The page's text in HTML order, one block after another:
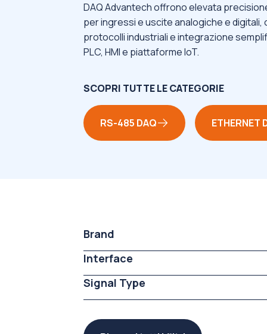
DAQ Advantech offrono elevata
per ingressi e uscite analogiche e digitali,
protocolli industriali e integrazione
PLC, HMI e piattaforme IoT.
SCOPRI TUTTE LE CATEGORIE
RS-485 DAQ ETHERNET
Brand
Interface
Signal Type